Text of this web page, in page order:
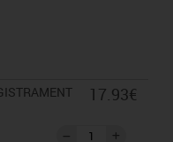
17.93€